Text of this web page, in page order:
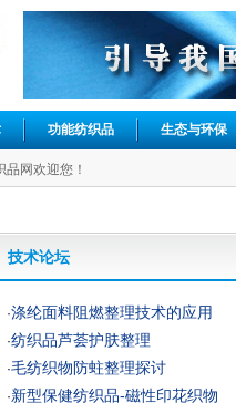
功能纺织品 生态与环保
网欢迎您！
技术论坛
·涤纶面料阻燃整理技术的应用
·纺织品芦荟护肤整理
·毛纺织物防蛀整理探讨
·新型保健纺织品-磁性印花织物